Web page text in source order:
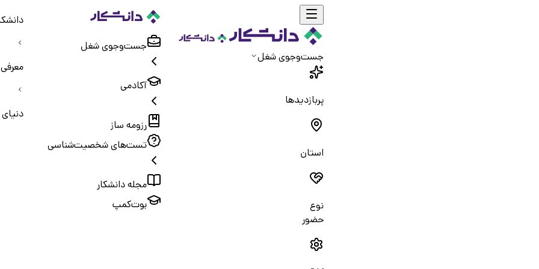
جست‌و‌جوی شغل
پربازدیدها
استان
نوع
حضور
جست‌و‌جوی شغل
آکادمی
رزومه ساز
تست‌های شخصیت‌شناسی
مجله دانشکار
بوت‌کمپ